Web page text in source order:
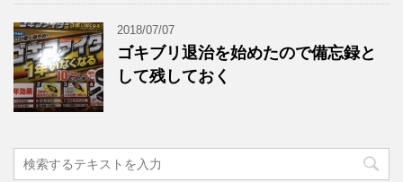
2018/07/07
ゴキブリ退治を始めたので備忘録と
して残しておく